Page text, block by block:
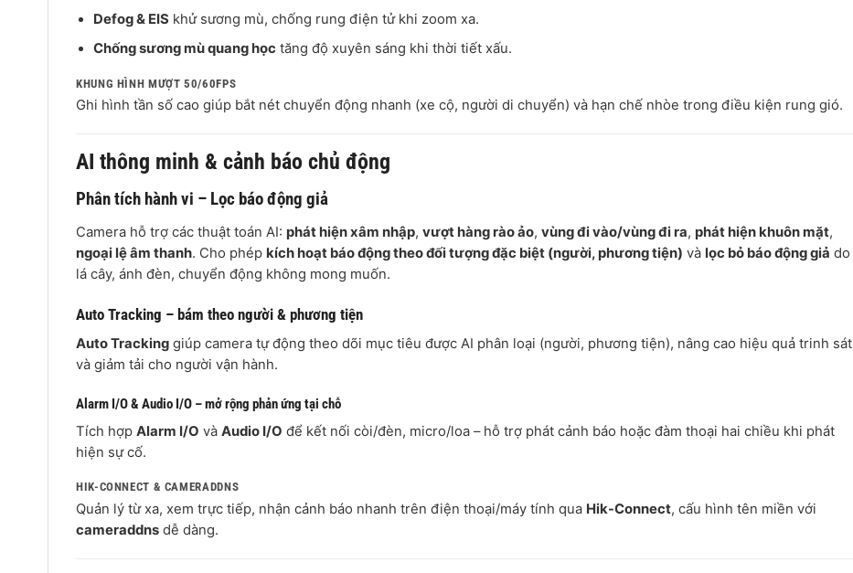
Defog & EIS khử sương mù, chống rung điện tử khi zoom xa.
Chống sương mù quang học tăng độ xuyên sáng khi thời tiết xấu.
KHUNG HÌNH MƯỢT 50/60FPS
Ghi hình tần số cao giúp bắt nét chuyển động nhanh (xe cộ, người di chuyển) và hạn chế nhòe trong điều kiện rung gió.
AI thông minh & cảnh báo chủ động
Phân tích hành vi – Lọc báo động giả
Camera hỗ trợ các thuật toán AI: phát hiện xâm nhập, vượt hàng rào ảo, vùng đi vào/vùng đi ra, phát hiện khuôn mặt,
ngoại lệ âm thanh. Cho phép kích hoạt báo động theo đối tượng đặc biệt (người, phương tiện) và lọc bỏ báo động giả do
lá cây, ánh đèn, chuyển động không mong muốn.
Auto Tracking – bám theo người & phương tiện
Auto Tracking giúp camera tự động theo dõi mục tiêu được AI phân loại (người, phương tiện), nâng cao hiệu quả trinh sát
và giảm tải cho người vận hành.
Alarm I/O & Audio I/O – mở rộng phản ứng tại chỗ
Tích hợp Alarm I/O và Audio I/O để kết nối còi/đèn, micro/loa – hỗ trợ phát cảnh báo hoặc đàm thoại hai chiều khi phát
hiện sự cố.
HIK-CONNECT & CAMERADDNS
Quản lý từ xa, xem trực tiếp, nhận cảnh báo nhanh trên điện thoại/máy tính qua Hik-Connect, cấu hình tên miền với
cameraddns dễ dàng.